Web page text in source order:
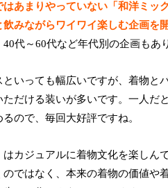
はあまりやっていない「和洋ミッ
飲みながらワイワイ楽しむ企画を
40代～60代など年代別の企画もあ
いっても幅広いですが、着物と
だける装いが多いです。一人だ
ので、毎回大好評ですね。
カジュアルに着物文化を楽しん
ではなく、本来の着物の価値や